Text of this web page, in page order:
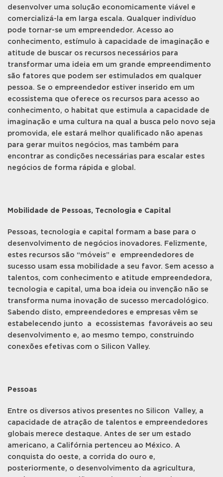
desenvolver uma solução economicamente viável e
comercializá-la em larga escala. Qualquer indivíduo
pode tornar-se um empreendedor. Acesso ao
conhecimento, estímulo à capacidade de imaginação e
atitude de buscar os recursos necessários para
transformar uma ideia em um grande empreendimento
são fatores que podem ser estimulados em qualquer
pessoa. Se o empreendedor estiver inserido em um
ecossistema que oferece os recursos para acesso ao
conhecimento, o habitat que estimula a capacidade de
imaginação e uma cultura na qual a busca pelo novo seja
promovida, ele estará melhor qualificado não apenas
para gerar muitos negócios, mas também para
encontrar as condições necessárias para escalar estes
negócios de forma rápida e global.
Mobilidade de Pessoas, Tecnologia e Capital
Pessoas, tecnologia e capital formam a base para o
desenvolvimento de negócios inovadores. Felizmente,
estes recursos são “móveis” e empreendedores de
sucesso usam essa mobilidade a seu favor. Sem acesso a
talentos, com conhecimento e atitude empreendedora,
tecnologia e capital, uma boa ideia ou invenção não se
transforma numa inovação de sucesso mercadológico.
Sabendo disto, empreendedores e empresas vêm se
estabelecendo junto a ecossistemas favoráveis ao seu
desenvolvimento e, ao mesmo tempo, construindo
conexões efetivas com o Silicon Valley.
Pessoas
Entre os diversos ativos presentes no Silicon Valley, a
capacidade de atração de talentos e empreendedores
globais merece destaque. Antes de ser um estado
americano, a Califórnia pertenceu ao México. A
conquista do oeste, a corrida do ouro e,
posteriormente, o desenvolvimento da agricultura,